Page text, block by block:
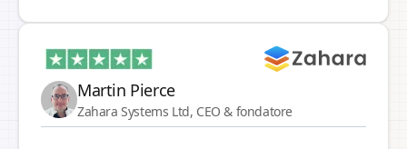
sottolineare la perfetta integrazione della
connessione API con il nostro sistema ERP
SMEMA, che ha semplificato e accelerato
notevolmente la comunicazione con i clienti. Il
Martin Pierce
Zahara Systems Ltd, CEO & fondatore